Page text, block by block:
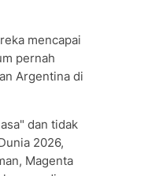
mencapai
pernah
Argentina di
dan tidak
2026,
Magenta